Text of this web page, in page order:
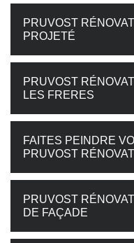
PRUVOST
PROJETÉ
PRUVOST
LES FRERES
FAITES PEINDRE
PRUVOST
PRUVOST
DE FAÇADE